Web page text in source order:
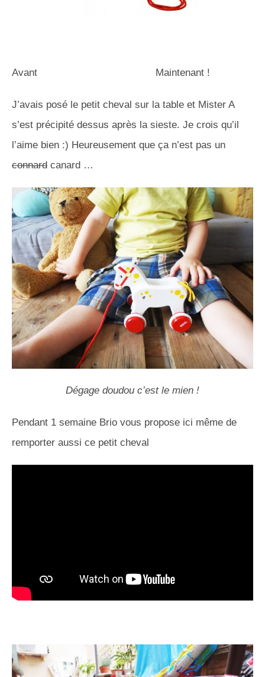
Avant Maintenant !
J’avais posé le petit cheval sur la table et Mister A
s’est précipité dessus après la sieste. Je crois qu’il
l’aime bien :) Heureusement que ça n’est pas un
connard canard …
Dégage doudou c’est le mien !
Pendant 1 semaine Brio vous propose ici même de
remporter aussi ce petit cheval